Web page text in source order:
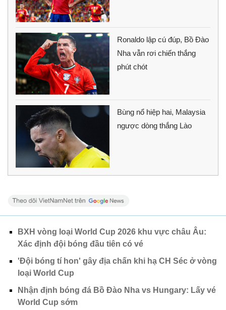
Ronaldo lập cú đúp, Bồ Đào
Nha vẫn rơi chiến thắng
phút chót
Bùng nổ hiệp hai, Malaysia
ngược dòng thắng Lào
BXH vòng loại World Cup 2026 khu vực châu Âu:
Xác định đội bóng đầu tiên có vé
'Đội bóng tí hon' gây địa chấn khi hạ CH Séc ở vòng
loại World Cup
Nhận định bóng đá Bồ Đào Nha vs Hungary: Lấy vé
World Cup sớm